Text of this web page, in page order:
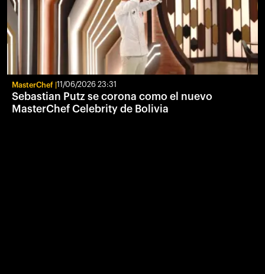
MasterChef 11/06/2026 23:31
Sebastian Putz se corona como el nuevo
MasterChef Celebrity de Bolivia